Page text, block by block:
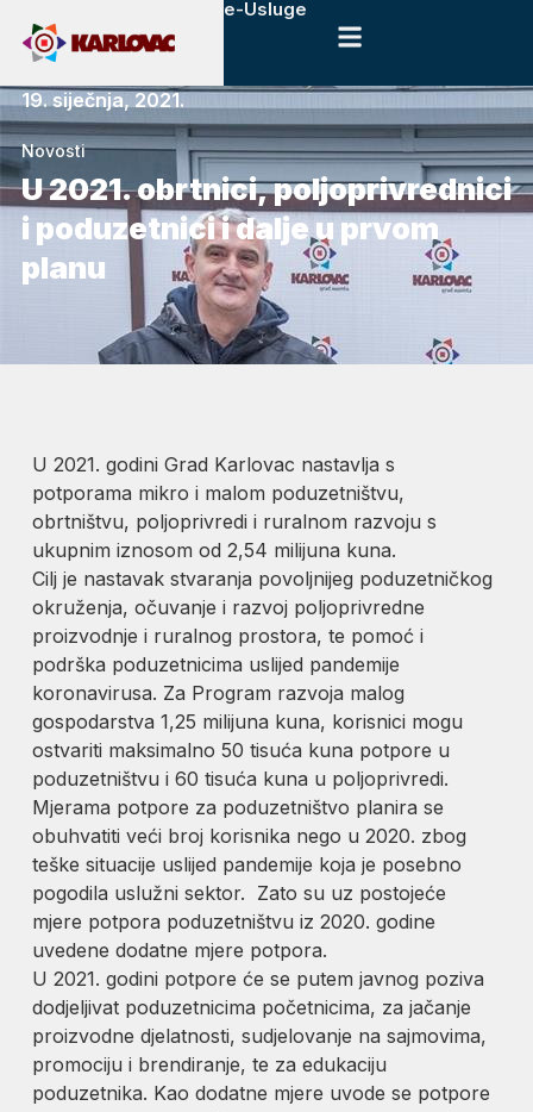
e-Usluge
19. siječnja, 2021.
Novosti
U 2021. obrtnici, poljoprivrednici
i poduzetnici i dalje u prvom
planu
U 2021. godini Grad Karlovac nastavlja s
potporama mikro i malom poduzetništvu,
obrtništvu, poljoprivredi i ruralnom razvoju s
ukupnim iznosom od 2,54 milijuna kuna.
Cilj je nastavak stvaranja povoljnijeg poduzetničkog
okruženja, očuvanje i razvoj poljoprivredne
proizvodnje i ruralnog prostora, te pomoć i
podrška poduzetnicima uslijed pandemije
koronavirusa. Za Program razvoja malog
gospodarstva 1,25 milijuna kuna, korisnici mogu
ostvariti maksimalno 50 tisuća kuna potpore u
poduzetništvu i 60 tisuća kuna u poljoprivredi.
Mjerama potpore za poduzetništvo planira se
obuhvatiti veći broj korisnika nego u 2020. zbog
teške situacije uslijed pandemije koja je posebno
pogodila uslužni sektor. Zato su uz postojeće
mjere potpora poduzetništvu iz 2020. godine
uvedene dodatne mjere potpora.
U 2021. godini potpore će se putem javnog poziva
dodjeljivat poduzetnicima početnicima, za jačanje
proizvodne djelatnosti, sudjelovanje na sajmovima,
promociju i brendiranje, te za edukaciju
poduzetnika. Kao dodatne mjere uvode se potpore